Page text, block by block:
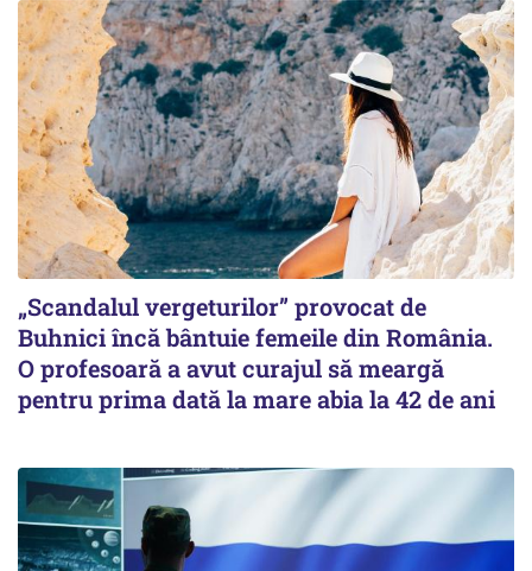
„Scandalul vergeturilor” provocat de
Buhnici încă bântuie femeile din România.
O profesoară a avut curajul să meargă
pentru prima dată la mare abia la 42 de ani